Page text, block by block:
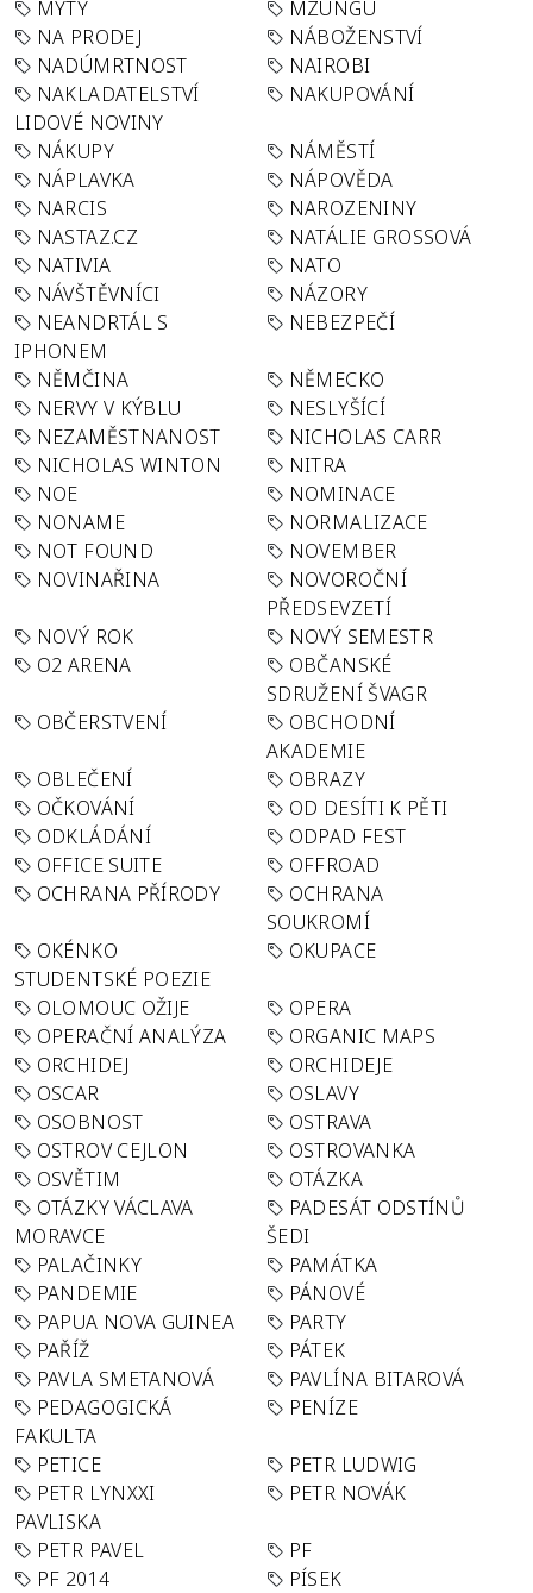
MÝTY
MZUNGU
NA PRODEJ
NÁBOŽENSTVÍ
NADÚMRTNOST
NAIROBI
NAKLADATELSTVÍ
LIDOVÉ NOVINY
NAKUPOVÁNÍ
NÁKUPY
NÁMĚSTÍ
NÁPLAVKA
NÁPOVĚDA
NARCIS
NAROZENINY
NASTAZ.CZ
NATÁLIE GROSSOVÁ
NATIVIA
NATO
NÁVŠTĚVNÍCI
NÁZORY
NEANDRTÁL S
IPHONEM
NEBEZPEČÍ
NĚMČINA
NĚMECKO
NERVY V KÝBLU
NESLYŠÍCÍ
NEZAMĚSTNANOST
NICHOLAS CARR
NICHOLAS WINTON
NITRA
NOE
NOMINACE
NONAME
NORMALIZACE
NOT FOUND
NOVEMBER
NOVINAŘINA
NOVOROČNÍ
PŘEDSEVZETÍ
NOVÝ ROK
NOVÝ SEMESTR
O2 ARENA
OBČANSKÉ
SDRUŽENÍ ŠVAGR
OBČERSTVENÍ
OBCHODNÍ
AKADEMIE
OBLEČENÍ
OBRAZY
OČKOVÁNÍ
OD DESÍTI K PĚTI
ODKLÁDÁNÍ
ODPAD FEST
OFFICE SUITE
OFFROAD
OCHRANA PŘÍRODY
OCHRANA
SOUKROMÍ
OKÉNKO
STUDENTSKÉ POEZIE
OKUPACE
OLOMOUC OŽIJE
OPERA
OPERAČNÍ ANALÝZA
ORGANIC MAPS
ORCHIDEJ
ORCHIDEJE
OSCAR
OSLAVY
OSOBNOST
OSTRAVA
OSTROV CEJLON
OSTROVANKA
OSVĚTIM
OTÁZKA
OTÁZKY VÁCLAVA
MORAVCE
PADESÁT ODSTÍNŮ
ŠEDI
PALAČINKY
PAMÁTKA
PANDEMIE
PÁNOVÉ
PAPUA NOVA GUINEA
PARTY
PAŘÍŽ
PÁTEK
PAVLA SMETANOVÁ
PAVLÍNA BITAROVÁ
PEDAGOGICKÁ
FAKULTA
PENÍZE
PETICE
PETR LUDWIG
PETR LYNXXI
PAVLISKA
PETR NOVÁK
PETR PAVEL
PF
PF 2014
PÍSEK